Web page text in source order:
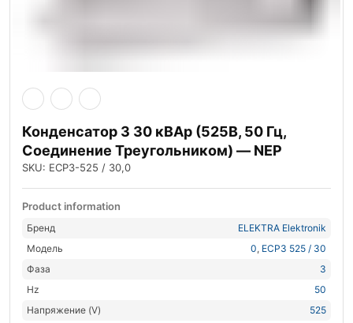
Конденсатор 3 30 кВАр (525В, 50 Гц,
Соединение Треугольником) — NEP
SKU: ECP3-525 / 30,0
Product information
Бренд
ELEKTRA Elektronik
Модель
0, ECP3 525 / 30
Фаза
3
Hz
50
Напряжение (V)
525